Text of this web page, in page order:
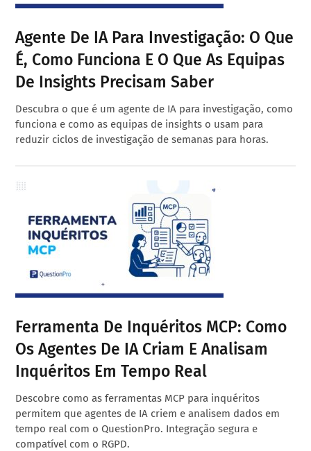
Agente De IA Para Investigação: O Que
É, Como Funciona E O Que As Equipas
De Insights Precisam Saber
Descubra o que é um agente de IA para investigação, como
funciona e como as equipas de insights o usam para
reduzir ciclos de investigação de semanas para horas.
Ferramenta De Inquéritos MCP: Como
Os Agentes De IA Criam E Analisam
Inquéritos Em Tempo Real
Descobre como as ferramentas MCP para inquéritos
permitem que agentes de IA criem e analisem dados em
tempo real com o QuestionPro. Integração segura e
compatível com o RGPD.